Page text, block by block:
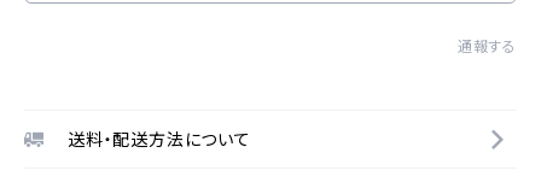
通報する
送料・配送方法について